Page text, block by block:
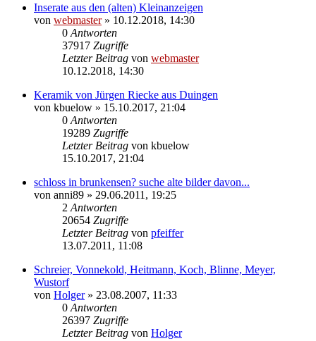
Inserate aus den (alten) Kleinanzeigen
von webmaster» 10.12.2018, 14:30
0 Antworten
37917 Zugriffe
Letzter Beitrag von webmaster
10.12.2018, 14:30
Keramik von Jürgen Riecke aus Duingen
von kbuelow » 15.10.2017, 21:04
0 Antworten
19289 Zugriffe
Letzter Beitrag von kbuelow
15.10.2017, 21:04
schloss in brunkensen? suche alte bilder davon...
von anni89 » 29.06.2011, 19:25
2 Antworten
20654 Zugriffe
Letzter Beitrag von pfeiffer
13.07.2011, 11:08
Schreier, Vonnekold, Heitmann, Koch, Blinne, Meyer,
Wustorf
von Holger» 23.08.2007, 11:33
0 Antworten
26397 Zugriffe
Letzter Beitrag von Holger